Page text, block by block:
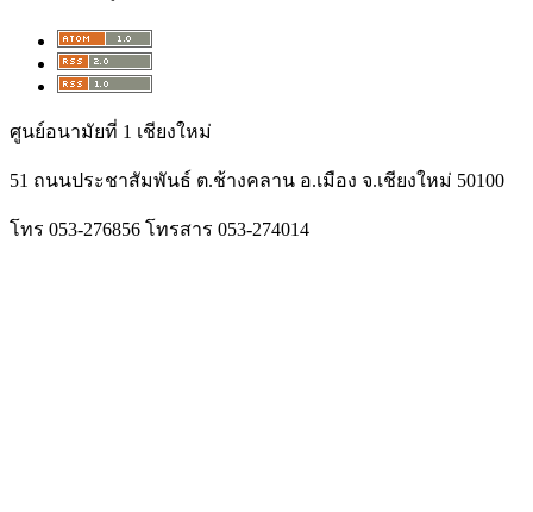
ศูนย์อนามัยที่ 1 เชียงใหม่
51 ถนนประชาสัมพันธ์ ต.ช้างคลาน อ.เมือง จ.เชียงใหม่ 50100
โทร 053-276856 โทรสาร 053-274014